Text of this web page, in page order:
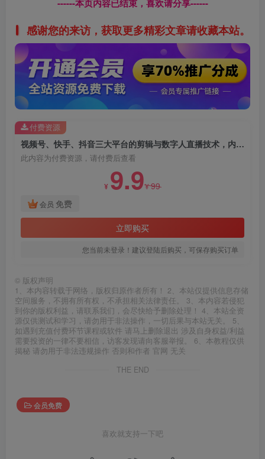
------本页内容已结束，喜欢请分享------
感谢您的来访，获取更多精彩文章请收藏本站。
视频号、快手、抖音三大平台的剪辑与数字人直播技术，内容涵盖20+热门赛道
此内容为付费资源，请付费后查看
¥ 9.9¥99
会员 免费
立即购买
您当前未登录！建议登陆后购买，可保存购买订单
付费资源
© 版权声明
1、本内容转载于网络，版权归原作者所有！ 2、本站仅提供信息存储
空间服务，不拥有所有权，不承担相关法律责任。 3、本内容若侵犯
到你的版权利益，请联系我们，会尽快给予删除处理！ 4、本站全资
源仅供测试和学习，请勿用于非法操作，一切后果与本站无关。 5、
如遇到充值付费环节课程或软件 请马上删除退出 涉及自身权益/利益
需要投资的一律不要相信，访客发现请向客服举报。 6、本教程仅供
揭秘 请勿用于非法违规操作 否则和作者 官网 无关
THE END
会员免费
喜欢就支持一下吧